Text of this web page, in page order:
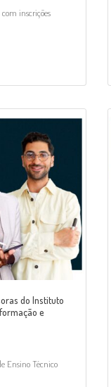
inscrições
do Instituto
e
Ensino Técnico